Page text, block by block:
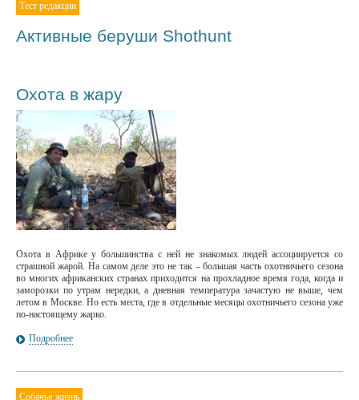
Тест редакции
Активные беруши Shothunt
Охота в жару
Охота в Африке у большинства с ней не знакомых людей ассоциируется со
страшной жарой. На самом деле это не так – большая часть охотничьего сезона
во многих африканских странах приходится на прохладное время года, когда и
заморозки по утрам нередки, а дневная температура зачастую не выше, чем
летом в Москве. Но есть места, где в отдельные месяцы охотничьего сезона уже
по-настоящему жарко.
Подробнее
Собачья жизнь